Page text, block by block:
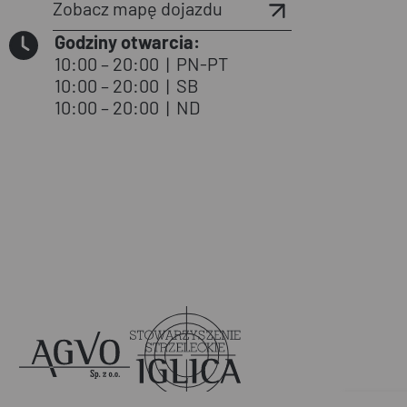
Zobacz mapę dojazdu
Godziny otwarcia:
10:00 – 20:00 |PN-PT
10:00 – 20:00 |SB
10:00 – 20:00 |ND
Agvo Iglica